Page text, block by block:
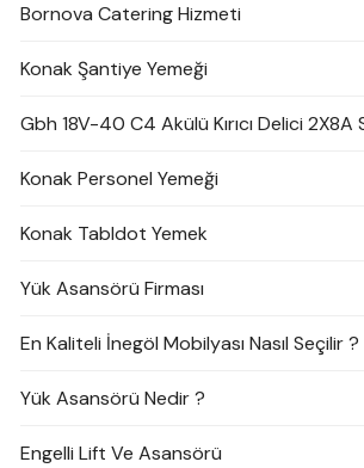
Bornova Catering Hizmeti
Konak Şantiye Yemeği
Gbh 18V-40 C4 Akülü Kırıcı Delici 2X8A
Konak Personel Yemeği
Konak Tabldot Yemek
Yük Asansörü Firması
En Kaliteli İnegöl Mobilyası Nasıl Seçilir ?
Yük Asansörü Nedir ?
Engelli Lift Ve Asansörü